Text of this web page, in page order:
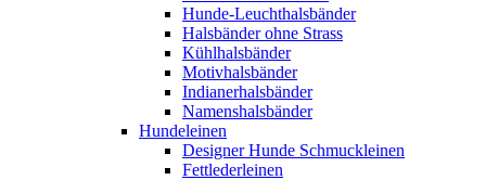
Hunde-Leuchthalsbänder
Halsbänder ohne Strass
Kühlhalsbänder
Motivhalsbänder
Indianerhalsbänder
Namenshalsbänder
Hundeleinen
Designer Hunde Schmuckleinen
Fettlederleinen